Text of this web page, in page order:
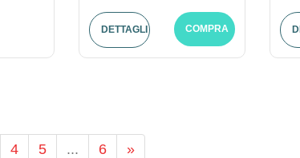
DETTAGLI COMPRA
4 5 ... 6 »